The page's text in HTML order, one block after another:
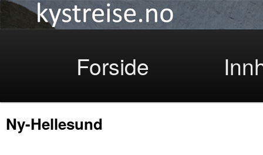
Skip
to
Forside
Ny-Hellesund